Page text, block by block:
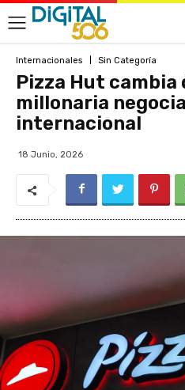
Internacionales Sin Categoría
Pizza Hut cambia
millonaria
internacional
18 Junio, 2026